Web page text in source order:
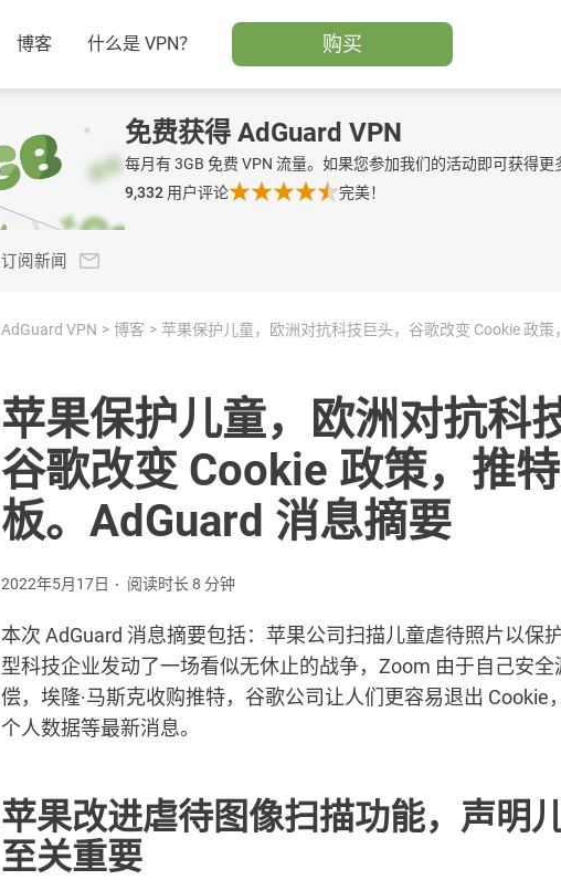
博客 什么是 VPN？ 购买
免费获得 AdGuard VPN
每月有 3GB 免费 VPN 流量。如果您参加我们的活动即可获得更
9,332 用户评论 完美！
订阅新闻
AdGuard VPN 博客
苹果保护儿童，欧洲对抗科
谷歌改变 Cookie 政策，推
板。AdGuard 消息摘要
2022年5月17日 阅读时长 8 分钟
本次 AdGuard 消息摘要包括：苹果公司扫描儿童虐待照片以保
型科技企业发动了一场看似无休止的战争，Zoom 由于自己安
偿，埃隆·马斯克收购推特，谷歌公司让人们更容易退出 Cookie
个人数据等最新消息。
苹果改进虐待图像扫描功能，声明
至关重要